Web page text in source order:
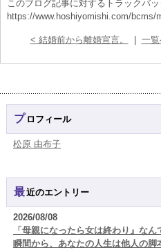
このブログ記事に対するトラックバッ
https://www.hoshiyomishi.com/bcms/
< 結婚前から離婚宣言。 一
プロフィール
松原 由布子
最近のエントリー
2026/08/08
「母親になったら女は終わり』な
瞬間から、あなたの人生は他人の脚